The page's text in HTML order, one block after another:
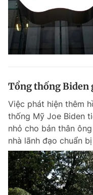
0906 645 777
Đặt báo Quảng cáo
Tổng biên tập: Nguyễn
Phó tổng biên tập: Trần
Tổng thư ký tòa soạn: Đức
Giấy phép xuất bản số
© 2003-2026 Bản quyền
dưới mọi hình thức nếu
Phát triển bởi ePi
Tổng thống Biden
Việc phát hiện thêm
thống Mỹ Joe Biden
nhỏ cho bản thân
nhà lãnh đạo chuẩn